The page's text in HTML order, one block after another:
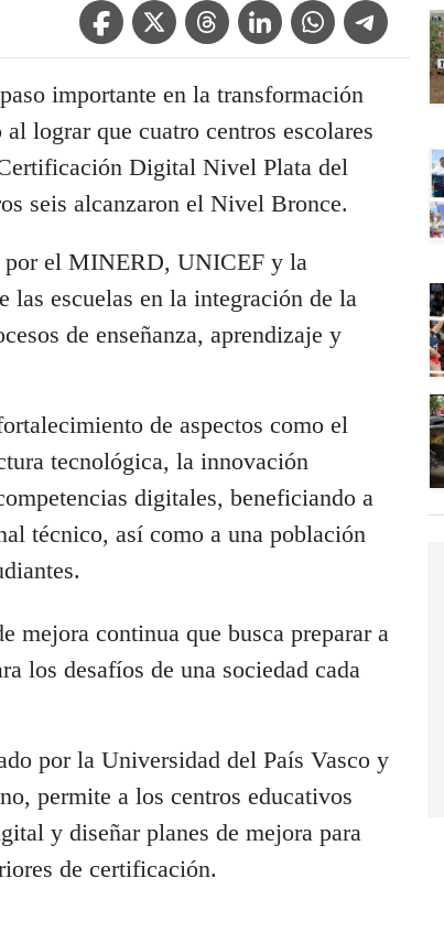
Facebook IconTwitter IconThreads IconLinkedin IconWhatsApp IconTelegram Icon
importante en la transformación
lograr que cuatro centros escolares
Digital Nivel Plata del
seis alcanzaron el Nivel Bronce.
por el MINERD, UNICEF y la
las escuelas en la integración de la
de enseñanza, aprendizaje y
de aspectos como el
tecnológica, la innovación
digitales, beneficiando a
técnico, así como a una población
mejora continua que busca preparar a
los desafíos de una sociedad cada
por la Universidad del País Vasco y
permite a los centros educativos
y diseñar planes de mejora para
de certificación.